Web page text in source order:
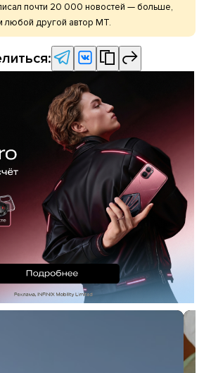
почти 20 000 новостей — больше,
любой другой автор МТ.